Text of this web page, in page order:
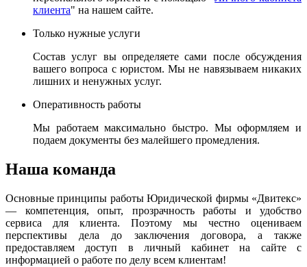
клиента" на нашем сайте.
Только нужные услуги
Состав услуг вы определяете сами после обсуждения
вашего вопроса с юристом. Мы не навязываем никаких
лишних и ненужных услуг.
Оперативность работы
Мы работаем максимально быстро. Мы оформляем и
подаем документы без малейшего промедления.
Наша команда
Основные принципы работы Юридической фирмы «Двитекс»
— компетенция, опыт, прозрачность работы и удобство
сервиса для клиента. Поэтому мы честно оцениваем
перспективы дела до заключения договора, а также
предоставляем доступ в личный кабинет на сайте с
информацией о работе по делу всем клиентам!